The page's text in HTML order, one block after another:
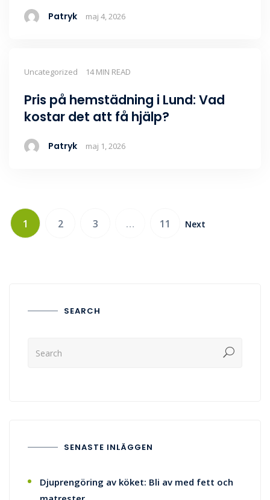
Patryk maj 4, 2026
Uncategorized 14 MIN READ
Pris på hemstädning i Lund: Vad
kostar det att få hjälp?
Patryk maj 1, 2026
1 2 3 … 11 Next
SEARCH
SENASTE INLÄGGEN
Djuprengöring av köket: Bli av med fett och